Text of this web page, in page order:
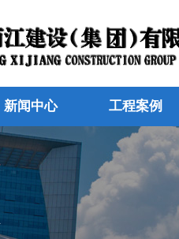
新闻中心 工程案例